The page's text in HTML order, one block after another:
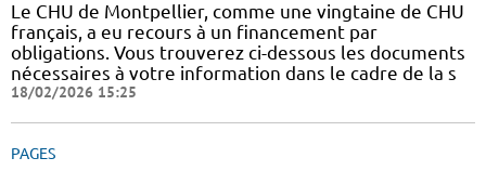
Le CHU de Montpellier, comme une vingtaine de CHU
français, a eu recours à un financement par
obligations. Vous trouverez ci-dessous les documents
nécessaires à votre information dans le cadre de la s
18/02/2026 15:25
PAGES